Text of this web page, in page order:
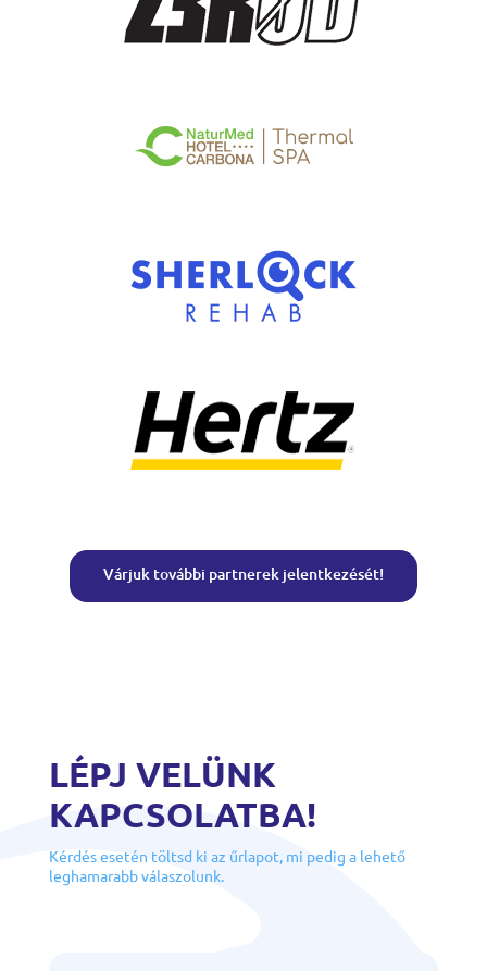
Várjuk további partnerek jelentkezését!
LÉPJ VELÜNK
KAPCSOLATBA!
Kérdés esetén töltsd ki az űrlapot, mi pedig a lehető
leghamarabb válaszolunk.